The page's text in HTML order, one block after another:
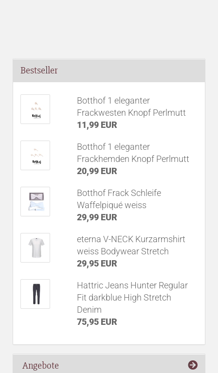
Bestseller
Botthof 1 eleganter
Frackwesten Knopf Perlmutt
11,99 EUR
Botthof 1 eleganter
Frackhemden Knopf Perlmutt
20,99 EUR
Botthof Frack Schleife
Waffelpiqué weiss
29,99 EUR
eterna V-NECK Kurzarmshirt
weiss Bodywear Stretch
29,95 EUR
Hattric Jeans Hunter Regular
Fit darkblue High Stretch
Denim
75,95 EUR
Angebote